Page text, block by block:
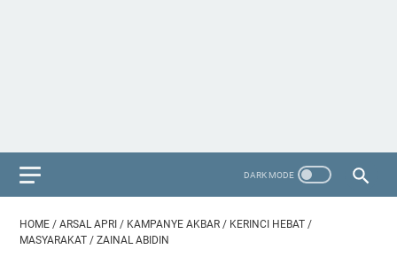
HOME / ARSAL APRI / KAMPANYE AKBAR / KERINCI HEBAT /
MASYARAKAT / ZAINAL ABIDIN